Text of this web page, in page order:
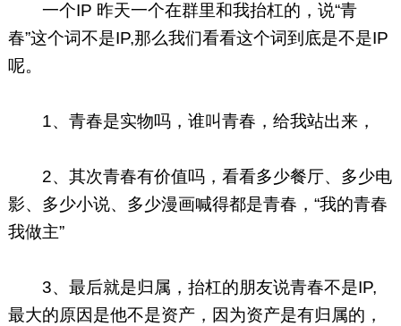
一个IP 昨天一个在群里和我抬杠的，说“青
春”这个词不是IP,那么我们看看这个词到底是不是IP
呢。
1、青春是实物吗，谁叫青春，给我站出来，
2、其次青春有价值吗，看看多少餐厅、多少电
影、多少小说、多少漫画喊得都是青春，“我的青春
我做主”
3、最后就是归属，抬杠的朋友说青春不是IP,
最大的原因是他不是资产，因为资产是有归属的，